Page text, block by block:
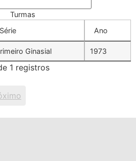
Turmas
Série Ano
Ginasial 1973
1 registros